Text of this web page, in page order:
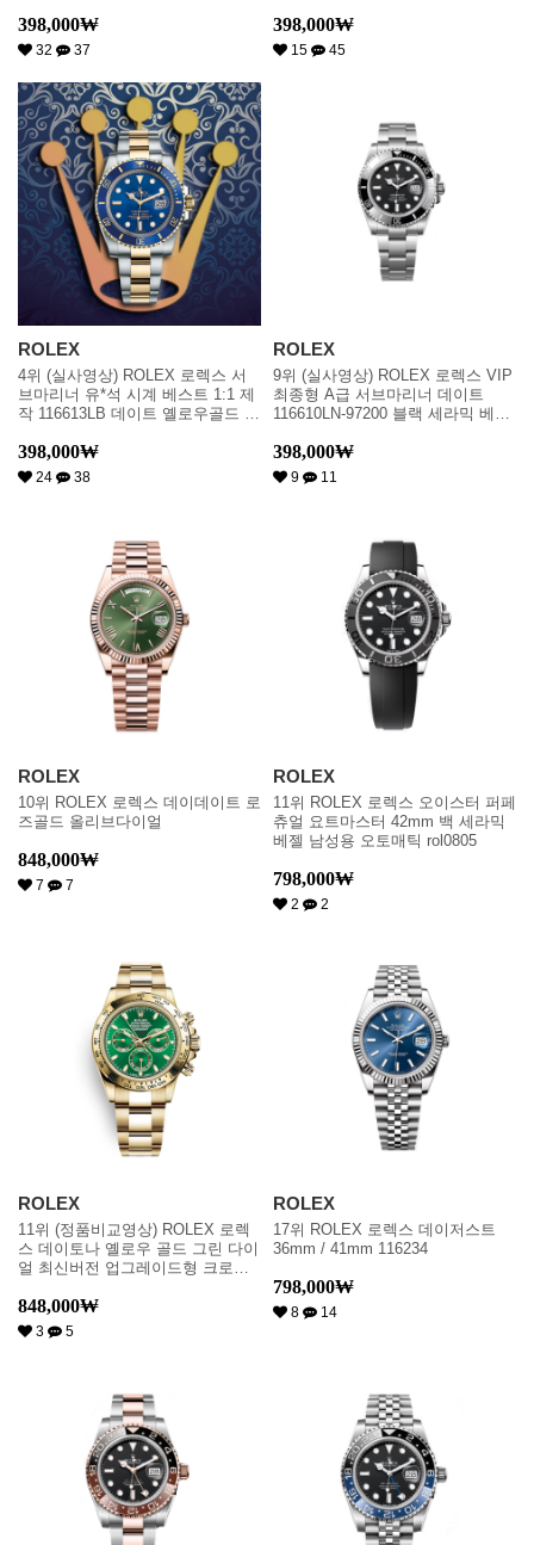
이얼 rol0100
398,000₩
32 37
스 ETA 2836-2 & 칼리버 3135 오토
매틱 무브먼트 rol0646
398,000₩
15 45
ROLEX
4위 (실사영상) ROLEX 로렉스 서
브마리너 유*석 시계 베스트 1:1 제
작 116613LB 데이트 옐로우골드 콤
무브먼트rol0226
398,000₩
24 38
ROLEX
9위 (실사영상) ROLEX 로렉스 VIP
최종형 A급 서브마리너 데이트
116610LN-97200 블랙 세라믹 베젤
스위스 ETA 2836-2 & 칼리버 3135
오토매틱 무브먼트 rol0648
398,000₩
9 11
ROLEX
10위 ROLEX 로렉스 데이데이트 로
즈골드 올리브다이얼
848,000₩
7 7
ROLEX
11위 ROLEX 로렉스 오이스터 퍼페
츄얼 요트마스터 42mm 백 세라믹
베젤 남성용 오토매틱 rol0805
798,000₩
2 2
ROLEX
11위 (정품비교영상) ROLEX 로렉
스 데이토나 옐로우 골드 그린 다이
얼 최신버전 업그레이드형 크로노
Green 다이얼 수정형 ETA 7750 오
토매틱 무브먼트 rol0730
848,000₩
3 5
ROLEX
17위 ROLEX 로렉스 데이저스트
36mm / 41mm 116234
798,000₩
8 14